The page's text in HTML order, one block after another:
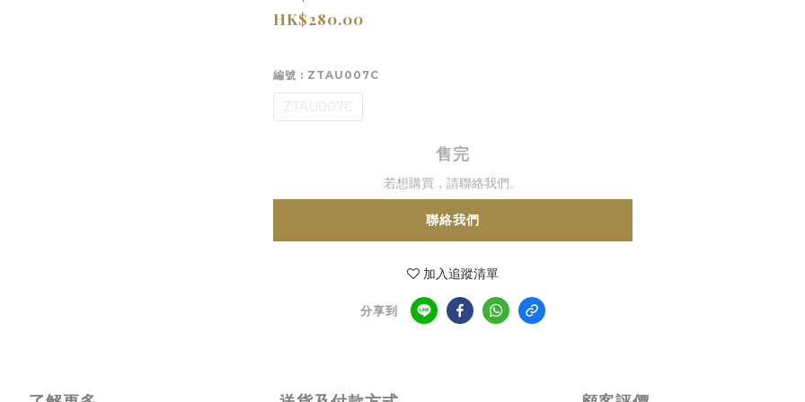
HK$280.00
編號 : ZTAU007C
ZTAU007C
售完
若想購買，請聯絡我們。
聯絡我們
加入追蹤清單
分享到